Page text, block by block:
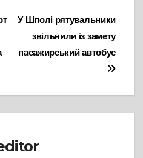
У Шполі рятувальники
звільнили із замету
пасажирський автобус